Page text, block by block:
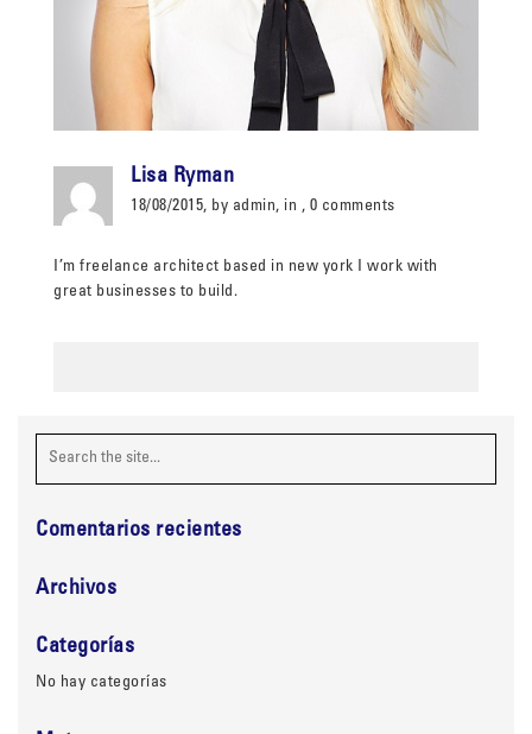
Lisa Ryman
18/08/2015, by admin, in , 0 comments
I’m freelance architect based in new york I work with
great businesses to build.
Comentarios recientes
Archivos
Categorías
No hay categorías